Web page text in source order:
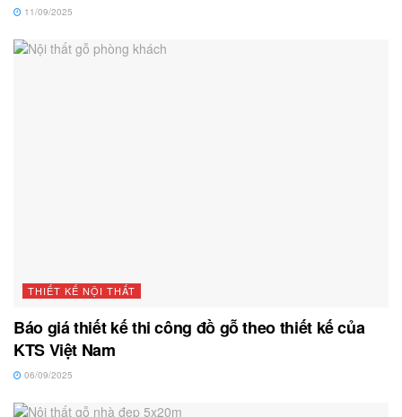
11/09/2025
THIẾT KẾ NỘI THẤT
Báo giá thiết kế thi công đồ gỗ theo thiết kế của
KTS Việt Nam
06/09/2025